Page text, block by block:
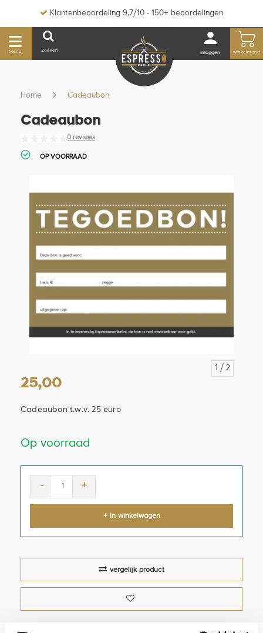
Klantenbeoordeling 9,7/10 - 150+ beoordelingen
Menu Zoeken inloggen winkelmand
Home Cadeaubon
Cadeaubon
0 reviews
OP VOORRAAD
1 / 2
25,00
Cadeaubon t.w.v. 25 euro
Op voorraad
- +
+ In winkelwagen
vergelijk product